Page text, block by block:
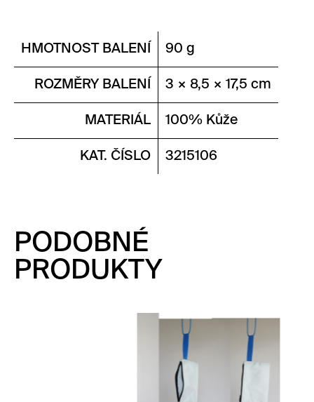
HMOTNOST BALENÍ 90 g
ROZMĚRY BALENÍ 3 × 8,5 × 17,5 cm
MATERIÁL 100% Kůže
KAT. ČÍSLO 3215106
PODOBNÉ
PRODUKTY